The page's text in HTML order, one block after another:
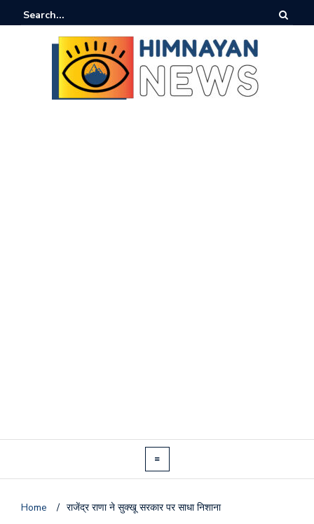
Home / राजेंद्र राणा ने सुक्खू सरकार पर साधा निशाना